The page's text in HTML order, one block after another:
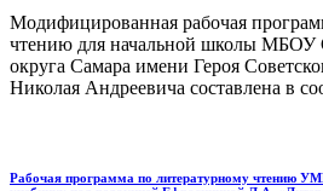
Модифицированная рабочая
чтению для начальной школы
округа Самара имени Героя
Николая Андреевича составлена в
Рабочая программа по литературному чтению